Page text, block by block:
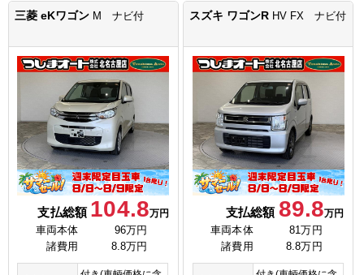
三菱 eKワゴン M ナビ付
支払総額 104.8万円
車両本体
96万円
諸費用
8.8万円
スズキ ワゴンR HV FX ナビ付
支払総額 89.8万円
車両本体
81万円
諸費用
8.8万円